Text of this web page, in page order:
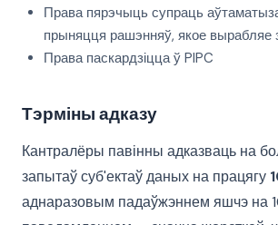
Права пярэчыць супраць
прыняцця рашэнняў, якое вырабляе
Права паскардзіцца ў PIPC
Тэрміны адказу
Кантралёры павінны адказваць на
запытаў суб'ектаў даных на працягу
аднаразовым падаўжэннем яшчэ на